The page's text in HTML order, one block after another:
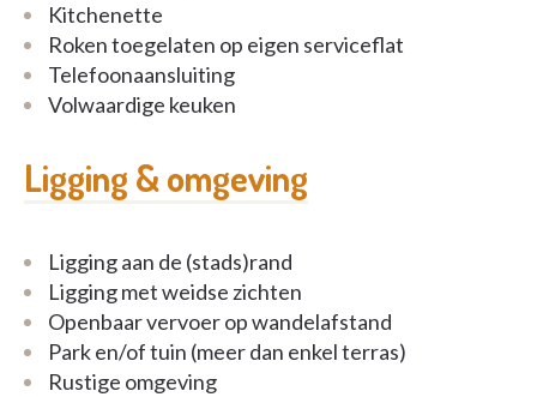
Kitchenette
Roken toegelaten op eigen serviceflat
Telefoonaansluiting
Volwaardige keuken
Ligging & omgeving
Ligging aan de (stads)rand
Ligging met weidse zichten
Openbaar vervoer op wandelafstand
Park en/of tuin (meer dan enkel terras)
Rustige omgeving